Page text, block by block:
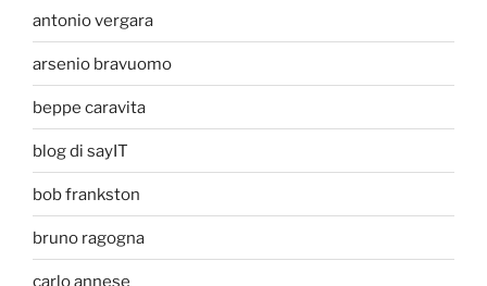
antonio vergara
arsenio bravuomo
beppe caravita
blog di sayIT
bob frankston
bruno ragogna
carlo annese